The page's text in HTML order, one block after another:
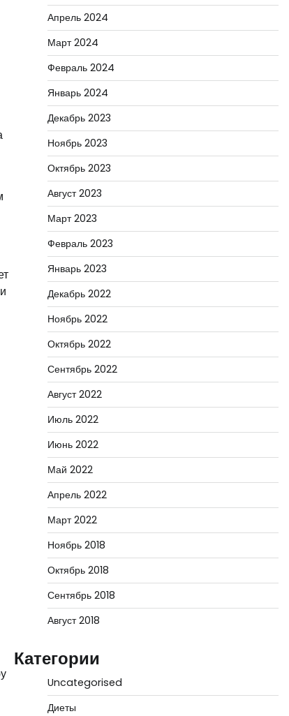
Апрель 2024
Март 2024
Февраль 2024
Январь 2024
Декабрь 2023
Ноябрь 2023
Октябрь 2023
Август 2023
Март 2023
Февраль 2023
Январь 2023
Декабрь 2022
Ноябрь 2022
Октябрь 2022
Сентябрь 2022
Август 2022
Июль 2022
Июнь 2022
Май 2022
Апрель 2022
Март 2022
Ноябрь 2018
Октябрь 2018
Сентябрь 2018
Август 2018
Категории
Uncategorised
Диеты